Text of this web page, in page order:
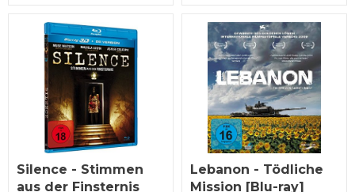
Silence - Stimmen
aus der Finsternis
Lebanon - Tödliche
Mission [Blu-ray]